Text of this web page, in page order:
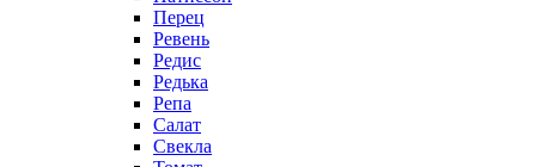
Перец
Ревень
Редис
Редька
Репа
Салат
Свекла